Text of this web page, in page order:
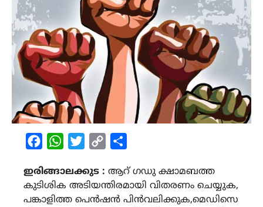
FacebookWhatsAppTwitterCopy
ഇരിങ്ങാലക്കുട : ആറ് ഗഡു ക്ഷാമബത്ത
കുടിശിക അടിയന്തിരമായി വിതരണം ചെയ്യുക,
പങ്കാളിത്ത പെൻഷൻ പിൻവലിക്കുക,മെഡിസെ